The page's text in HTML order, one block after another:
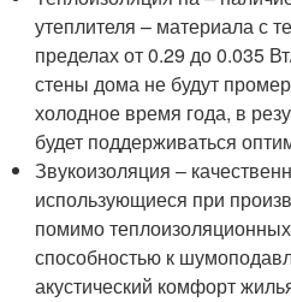
утеплителя – материала с
пределах от 0.29 до 0.035
стены дома не будут
холодное время года, в
будет поддерживаться
Звукоизоляция –
использующиеся при
помимо
способностью к
акустический комфорт